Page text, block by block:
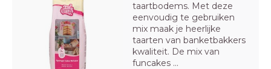
taartbodems. Met deze
eenvoudig te gebruiken
mix maak je heerlijke
taarten van banketbakkers
kwaliteit. De mix van
funcakes ...